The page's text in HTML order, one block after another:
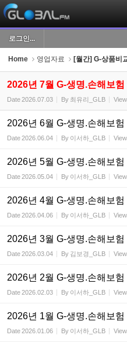
로그인...
Home 영업자료 [월간] G-상품비
2026년 7월 G-생명.손해보험
Date2026.07.03 By 최유리_GLB
2026년 6월 G-생명.손해보험
Date2026.06.04 By 이서하_GLB
2026년 5월 G-생명.손해보
Date2026.05.04 By 이서하_GLB
2026년 4월 G-생명.손해보험
Date2026.04.06 By 이서하_GLB
2026년 3월 G-생명.손해보험
Date2026.03.04 By 김보경_GLB
2026년 2월 G-생명.손해보
Date2026.02.03 By 이서하_GLB
2026년 1월 G-생명.손해보
Date2026.01.06 By 이서하_GLB
Sketchbook5,
Sketchbook5,